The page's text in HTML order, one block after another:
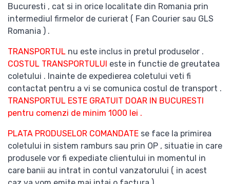
Bucuresti , cat si in orice localitate din Romania prin
intermediul firmelor de curierat ( Fan Courier sau GLS
Romania ) .
TRANSPORTUL nu este inclus in pretul produselor .
COSTUL TRANSPORTULUI este in functie de greutatea
coletului . Inainte de expedierea coletului veti fi
contactat pentru a vi se comunica costul de transport .
TRANSPORTUL ESTE GRATUIT DOAR IN BUCURESTI
pentru comenzi de minim 1000 lei .
PLATA PRODUSELOR COMANDATE se face la primirea
coletului in sistem ramburs sau prin OP , situatie in care
produsele vor fi expediate clientului in momentul in
care banii au intrat in contul vanzatorului ( in acest